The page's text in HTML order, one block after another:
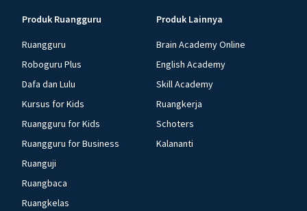
Produk Ruangguru
Ruangguru
Roboguru Plus
Dafa dan Lulu
Kursus for Kids
Ruangguru for Kids
Ruangguru for Business
Ruanguji
Ruangbaca
Ruangkelas
Produk Lainnya
Brain Academy Online
English Academy
Skill Academy
Ruangkerja
Schoters
Kalananti